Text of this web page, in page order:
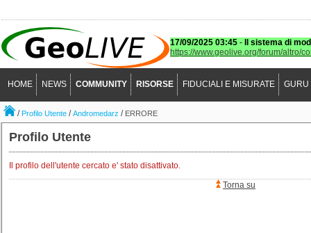
17/09/2025 03:45 -
Il sistema di
https://www.geolive.org/forum/altro/
HOME NEWS COMMUNITY RISORSE FIDUCIALI E MISURATE GURU
/Profilo Utente /Andromedarz / ERRORE
Profilo Utente
Il profilo dell'utente cercato e' stato disattivato.
Torna su